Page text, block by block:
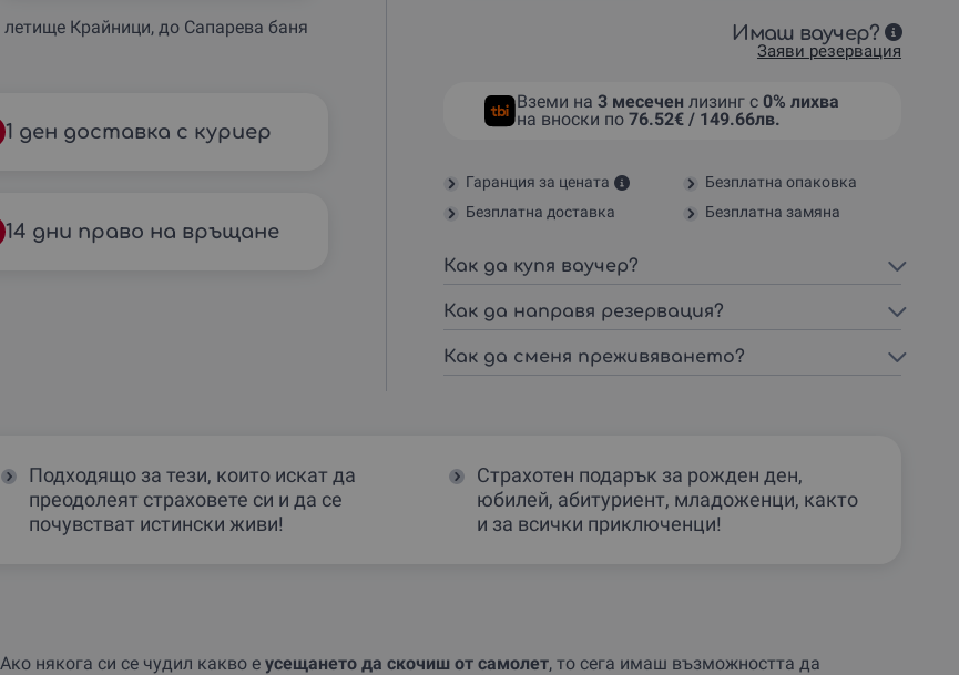
летище Крайници, до Сапарева баня
1 ден доставка с куриер
14 дни право на връщане
Имаш ваучер?
Заяви резервация
Вземи на3 месечен лизинг с0% лихва
на вноски по76.52€ / 149.66лв.
Гаранция за цената
Безплатна опаковка
Безплатна доставка
Безплатна замяна
Как да купя ваучер?
Как да направя резервация?
Как да сменя преживяването?
Подходящо за тези, които искат да
преодолеят страховете си и да се
почувстват истински живи!
Страхотен подарък за рожден ден,
юбилей, абитуриент, младоженци, както
и за всички приключенци!
Ако някога си се чудил какво е усещането да скочиш от самолет, то сега имаш възможността да